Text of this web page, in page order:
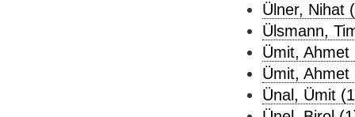
Ülner, Nihat
Ülsmann,
Ümit, Ahmet
Ümit,
Ünal, Ümit